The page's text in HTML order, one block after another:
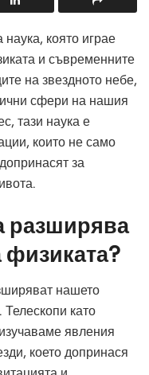
която играе
и съвременните
на звездното небе,
сфери на нашия
тази наука е
които не само
за
разширява
физиката?
нашето
като
явления
което допринася